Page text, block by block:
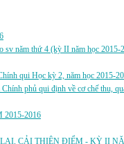
sv năm thứ 4 (kỳ II năm học 2015-
qui Học kỳ 2, năm học 2015-
phủ qui định về cơ chế thu,
2015-2016
CẢI THIỆN ĐIỂM - KỲ II